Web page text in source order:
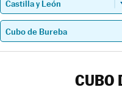
CUBO